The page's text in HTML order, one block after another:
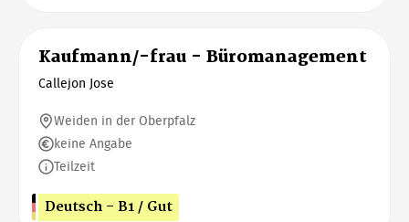
Kaufmann/-frau - Büromanagement
Callejon Jose
Weiden in der Oberpfalz
keine Angabe
Teilzeit
Deutsch - B1 / Gut